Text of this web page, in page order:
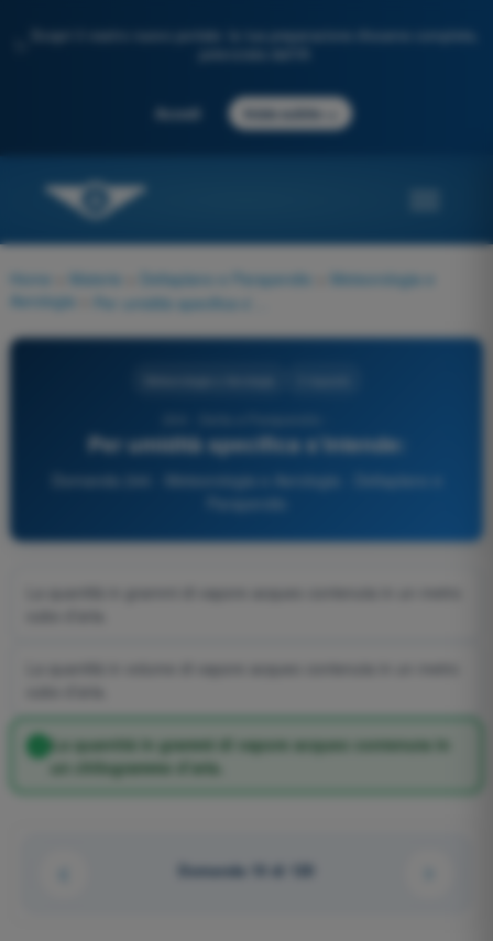
Scopri il nostro nuovo portale: la tua preparazione d'esame completa,
Accedi Inizia subito
Home Materie Deltaplano e Parapendio
Meteorologia e
Aerologia
Per umidità specifica s’intende:
La quantità in grammi di vapore acqueo contenuta in
un chilogrammo d’aria.
Domanda 10 di 120